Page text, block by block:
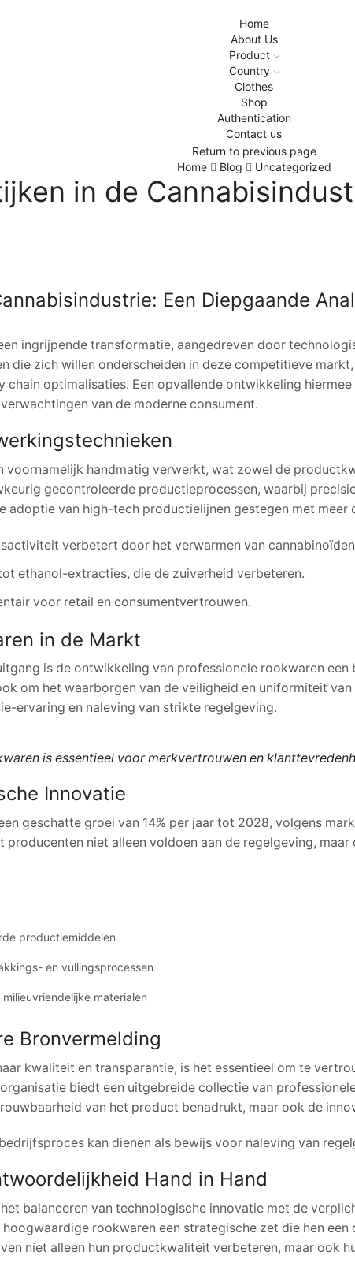
Home
About Us
Product
Country
Clothes
Shop
Authentication
Contact us
Return to previous page
Home
Blog Uncategorized
in de
Een Diepgaande
ingrijpende transformatie, aangedreven door
die zich willen onderscheiden in deze competitieve
optimalisaties. Een opvallende ontwikkeling
van de moderne consument.
handmatig verwerkt, wat zowel de
gecontroleerde productieprocessen, waarbij
adoptie van high-tech productielijnen gestegen met meer
verbetert door het verwarmen van
ethanol-extracties, die de zuiverheid verbeteren.
voor retail en consumentvertrouwen.
in de Markt
is de ontwikkeling van professionele rookwaren
om het waarborgen van de veiligheid en uniformiteit
ervaring en naleving van strikte regelgeving.
is essentieel voor merkvertrouwen en
Innovatie
geschatte groei van 14% per jaar tot 2028, volgens
niet alleen voldoen aan de regelgeving,
productiemiddelen
en vullingsprocessen
materialen
Bronvermelding
kwaliteit en transparantie, is het essentieel om te
organisatie biedt een uitgebreide collectie van
van het product benadrukt, maar ook de
kan dienen als bewijs voor naleving van
Hand in Hand
balanceren van technologische innovatie met de
rookwaren een strategische zet die hen
niet alleen hun productkwaliteit verbeteren, maar